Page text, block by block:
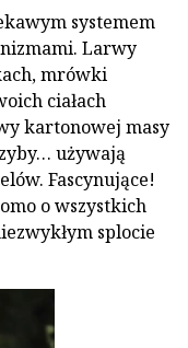
systemem
Larwy
mrówki
ciałach
kartonowej masy
używają
Fascynujące!
o wszystkich
splocie